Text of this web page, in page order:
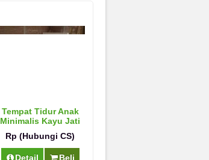
Tempat Tidur Anak
Minimalis Kayu Jati
Rp (Hubungi CS)
Detail Beli